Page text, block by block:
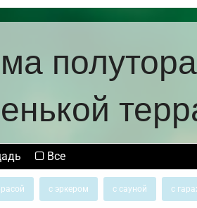
Все
с эркером с сауной с